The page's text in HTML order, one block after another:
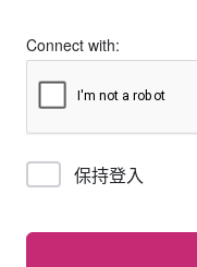
Connect with:
保持登入